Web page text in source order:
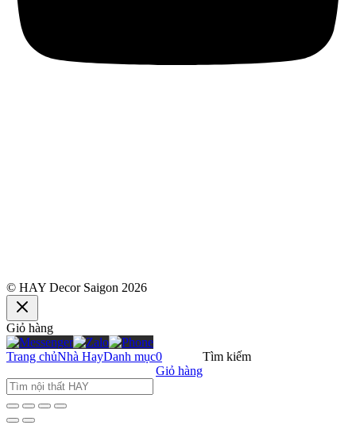
© HAY Decor Saigon 2026
Giỏ hàng
Trang chủNhà HayDanh mục0
Giỏ hàng
Tìm kiếm